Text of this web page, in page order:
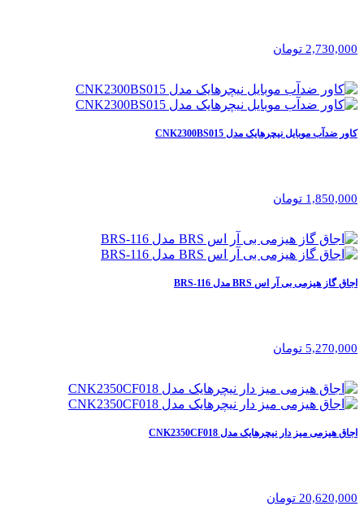
2,730,000 تومان
کاور ضدآب موبایل نیچرهایک مدل CNK2300BS015
1,850,000 تومان
اجاق گاز هیزمی بی آر اس BRS مدل BRS-116
5,270,000 تومان
اجاق هیزمی میز دار نیچرهایک مدل CNK2350CF018
20,620,000 تومان